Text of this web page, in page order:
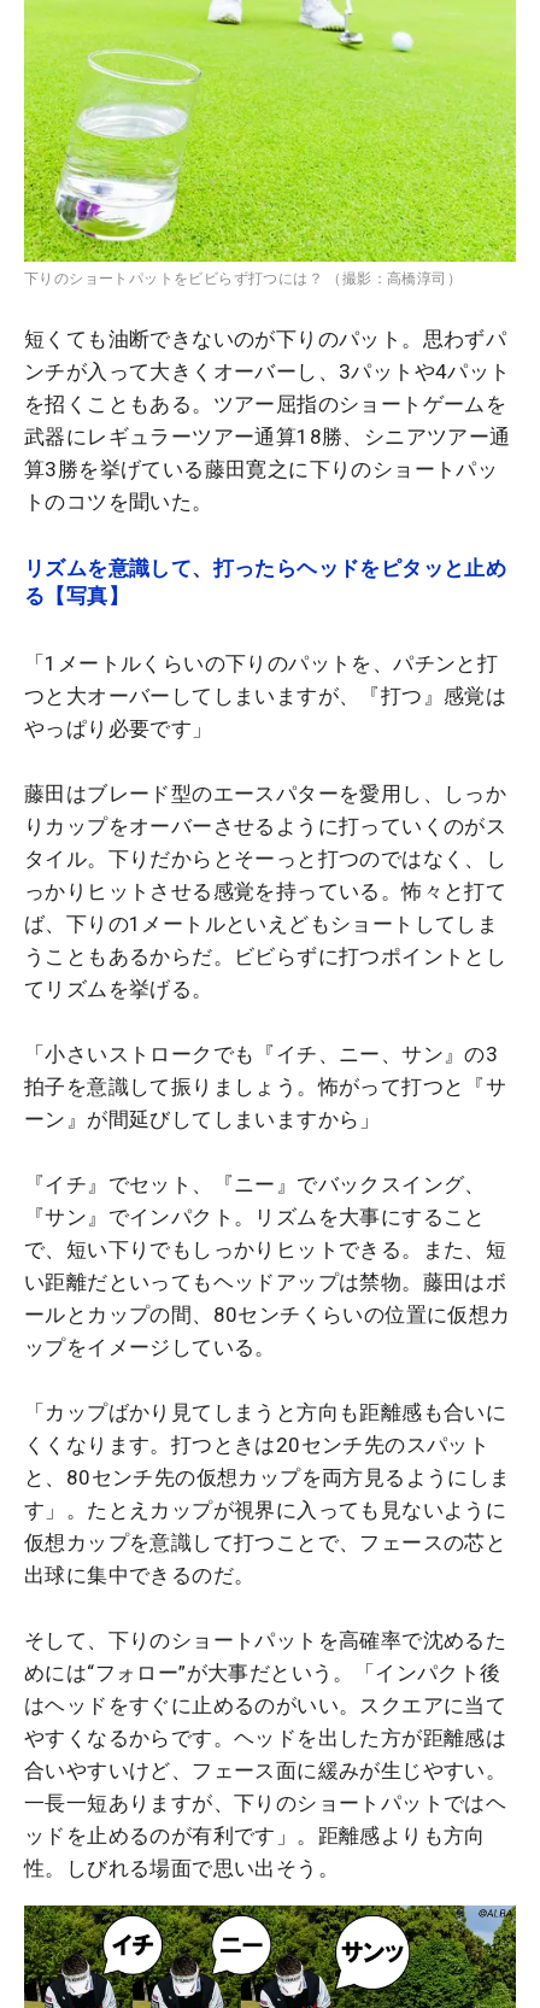
下りのショートパットをビビらず打つには？ （撮影：高橋淳司）
短くても油断できないのが下りのパット。思わずパ
ンチが入って大きくオーバーし、3パットや4パット
を招くこともある。ツアー屈指のショートゲームを
武器にレギュラーツアー通算18勝、シニアツアー通
算3勝を挙げている藤田寛之に下りのショートパッ
トのコツを聞いた。
リズムを意識して、打ったらヘッドをピタッと止め
る【写真】
「1メートルくらいの下りのパットを、パチンと打
つと大オーバーしてしまいますが、『打つ』感覚は
やっぱり必要です」
藤田はブレード型のエースパターを愛用し、しっか
りカップをオーバーさせるように打っていくのがス
タイル。下りだからとそーっと打つのではなく、し
っかりヒットさせる感覚を持っている。怖々と打て
ば、下りの1メートルといえどもショートしてしま
うこともあるからだ。ビビらずに打つポイントとし
てリズムを挙げる。
「小さいストロークでも『イチ、ニー、サン』の3
拍子を意識して振りましょう。怖がって打つと『サ
ーン』が間延びしてしまいますから」
『イチ』でセット、『ニー』でバックスイング、
『サン』でインパクト。リズムを大事にすること
で、短い下りでもしっかりヒットできる。また、短
い距離だといってもヘッドアップは禁物。藤田はボ
ールとカップの間、80センチくらいの位置に仮想カ
ップをイメージしている。
「カップばかり見てしまうと方向も距離感も合いに
くくなります。打つときは20センチ先のスパット
と、80センチ先の仮想カップを両方見るようにしま
す」。たとえカップが視界に入っても見ないように
仮想カップを意識して打つことで、フェースの芯と
出球に集中できるのだ。
そして、下りのショートパットを高確率で沈めるた
めには“フォロー”が大事だという。「インパクト後
はヘッドをすぐに止めるのがいい。スクエアに当て
やすくなるからです。ヘッドを出した方が距離感は
合いやすいけど、フェース面に緩みが生じやすい。
一長一短ありますが、下りのショートパットではヘ
ッドを止めるのが有利です」。距離感よりも方向
性。しびれる場面で思い出そう。